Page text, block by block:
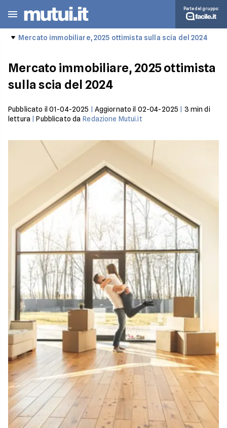
Parte del gruppo:
Mercato immobiliare, 2025 ottimista sulla scia del 2024
Mercato immobiliare, 2025 ottimista
sulla scia del 2024
Pubblicato il 01-04-2025 Aggiornato il 02-04-2025 3 min di
lettura |Pubblicato da Redazione Mutui.it